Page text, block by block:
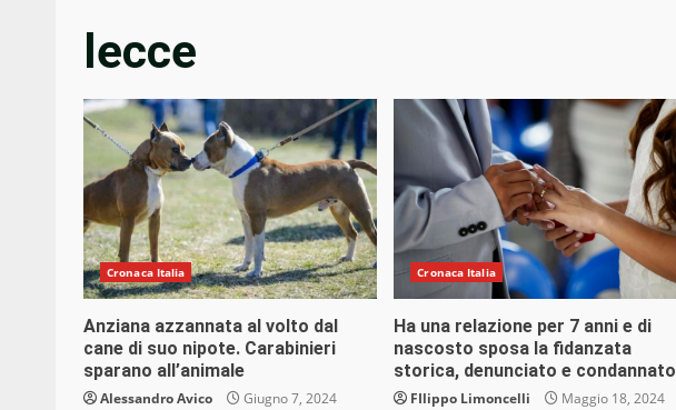
lecce
Cronaca Italia
Anziana azzannata al volto dal
cane di suo nipote. Carabinieri
sparano all’animale
Alessandro Avico Giugno 7, 2024
Cronaca Italia
Ha una relazione per 7 anni e di
nascosto sposa la fidanzata
storica, denunciato e condannato
FIlippo Limoncelli Maggio 18, 2024